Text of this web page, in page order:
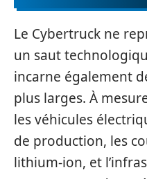
Le Cybertruck ne
un saut
incarne également
plus larges. À
les véhicules
de production, les
lithium-ion, et